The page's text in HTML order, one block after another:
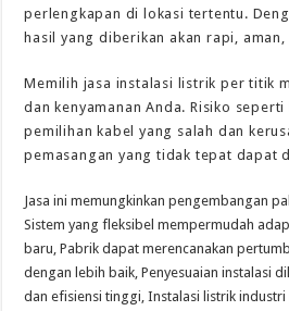
perlengkapan di lokasi tertentu.
hasil yang diberikan akan rapi, aman,
Memilih jasa instalasi listrik per titik
dan kenyamanan Anda. Risiko
pemilihan kabel yang salah dan
pemasangan yang tidak tepat dapat
Jasa ini memungkinkan pengembangan
Sistem yang fleksibel mempermudah
baru, Pabrik dapat merencanakan
dengan lebih baik, Penyesuaian instalasi
dan efisiensi tinggi, Instalasi listrik